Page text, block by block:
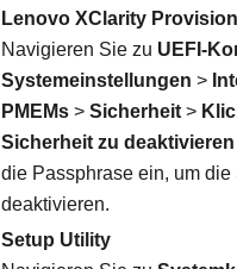
Lenovo XClarity
Navigieren Sie zu UEFI-
Systemeinstellungen >
PMEMs > Sicherheit >
Sicherheit zu deaktivieren
die Passphrase ein, um die
deaktivieren.
Setup Utility